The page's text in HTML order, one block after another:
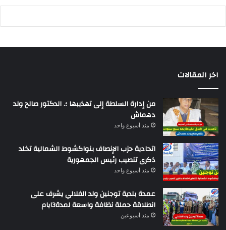
اخر المقالات
من إدارة السلطة إلى تهذيبها ؛. الدكتور صالح ولد
دهماش
منذ أسبوع واحد
اتحادية حزب الإنصاف بنواكشوط الشمالية تخلد
ذكرى تنصيب رئيس الجمهورية
منذ أسبوع واحد
عمدة بلدية توجنين ولد الفلالي يشرف على
انطلاقة حملة نظافة واسعة لمدة3ايام
منذ أسبوعين